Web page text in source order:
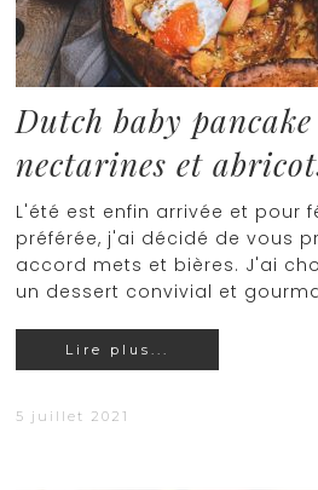
Dutch baby
nectarines et
L'été est enfin arrivée et pour
préférée, j'ai décidé de vous
accord mets et bières. J'ai
un dessert convivial et
Lire plus...
5 juillet 2021